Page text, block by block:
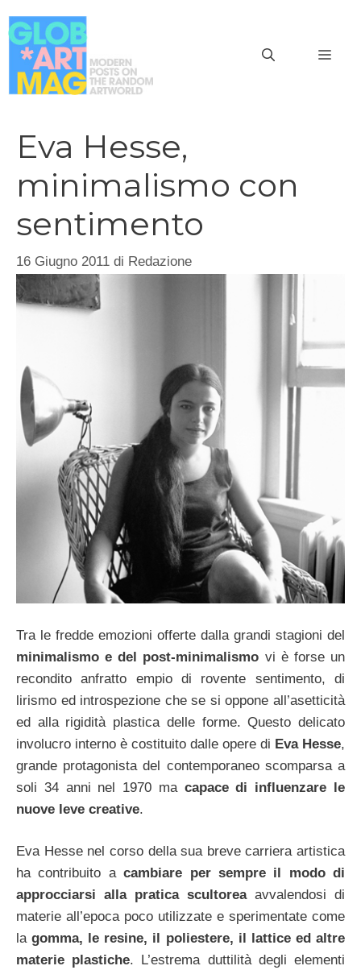
al
contenuto
Eva Hesse,
minimalismo con
sentimento
16 Giugno 2011 di Redazione
Tra le fredde emozioni offerte dalla grandi stagioni del
minimalismo e del post-minimalismo vi è forse un
recondito anfratto empio di rovente sentimento, di
lirismo ed introspezione che se si oppone all’asetticità
ed alla rigidità plastica delle forme. Questo delicato
involucro interno è costituito dalle opere di Eva Hesse,
grande protagonista del contemporaneo scomparsa a
soli 34 anni nel 1970 ma capace di influenzare le
nuove leve creative.
Eva Hesse nel corso della sua breve carriera artistica
ha contribuito acambiare per sempre il modo di
approcciarsi alla pratica scultoreaavvalendosi di
materie all’epoca poco utilizzate e sperimentate come
lagomma, le resine, il poliestere, il lattice ed altre
materie plastiche. L’estrema duttilità degli elementi